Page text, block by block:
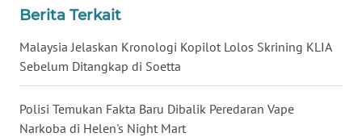
Berita Terkait
Malaysia Jelaskan Kronologi Kopilot Lolos Skrining KLIA
Sebelum Ditangkap di Soetta
Polisi Temukan Fakta Baru Dibalik Peredaran Vape
Narkoba di Helen's Night Mart
WN
BABEL
WN